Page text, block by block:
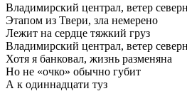
Владимирский централ, ветер
Этапом из Твери, зла немерено
Лежит на сердце тяжкий груз
Владимирский централ, ветер
Хотя я банковал, жизнь разменяна
Но не «очко» обычно губит
А к одиннадцати туз